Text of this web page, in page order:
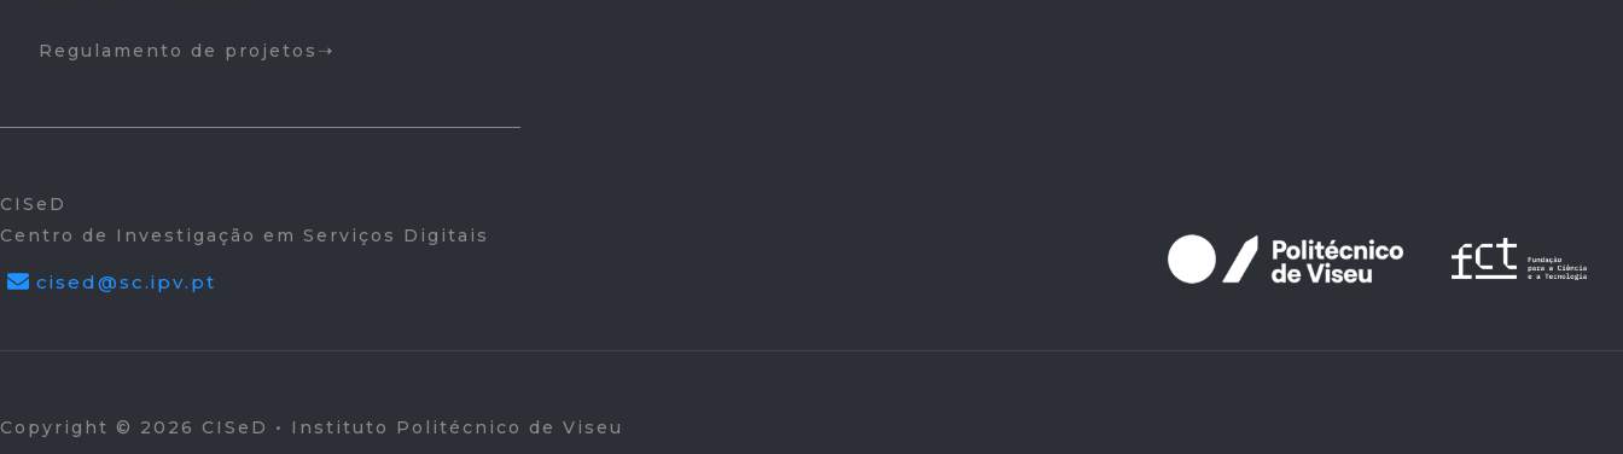
Regulamento de projetos
CISeD
Centro de Investigação em Serviços Digitais
cised@sc.ipv.pt
Copyright © 2026 CISeD • Instituto Politécnico de Viseu